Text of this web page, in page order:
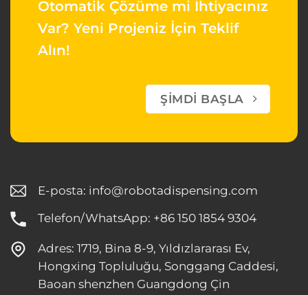
Otomatik Çözüme mi İhtiyacınız
Var? Yeni Projeniz İçin Teklif
Alın!
ŞIMDI BAŞLA
E-posta: info@robotadispensing.com
Telefon/WhatsApp: +86 150 1854 9304
Adres: 1719, Bina 8-9, Yıldızlararası Ev,
Hongxing Topluluğu, Songgang Caddesi,
Baoan shenzhen Guangdong Çin